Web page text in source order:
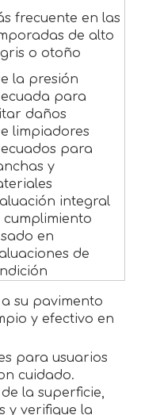
frecuente en las
de alto
o otoño
la presión
para
daños
limpiadores
para
y
integral
cumplimiento
en
de
su pavimento
y efectivo en
para usuarios
cuidado.
la superficie,
y verifique la